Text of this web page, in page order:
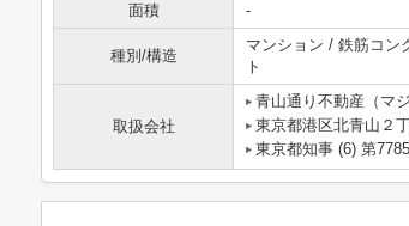
面積
-
種別/構造
マンション / 鉄筋コン
ト
取扱会社
青山通り不動産（マ
東京都港区北青山２
東京都知事 (6) 第